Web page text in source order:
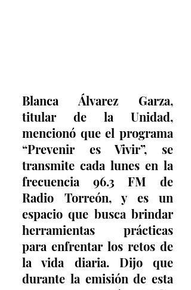
Blanca Álvarez Garza,
titular de la Unidad,
mencionó que el programa
“Prevenir es Vivir”, se
transmite cada lunes en la
frecuencia 96.3 FM de
Radio Torreón, y es un
espacio que busca brindar
herramientas prácticas
para enfrentar los retos de
la vida diaria. Dijo que
durante la emisión de esta